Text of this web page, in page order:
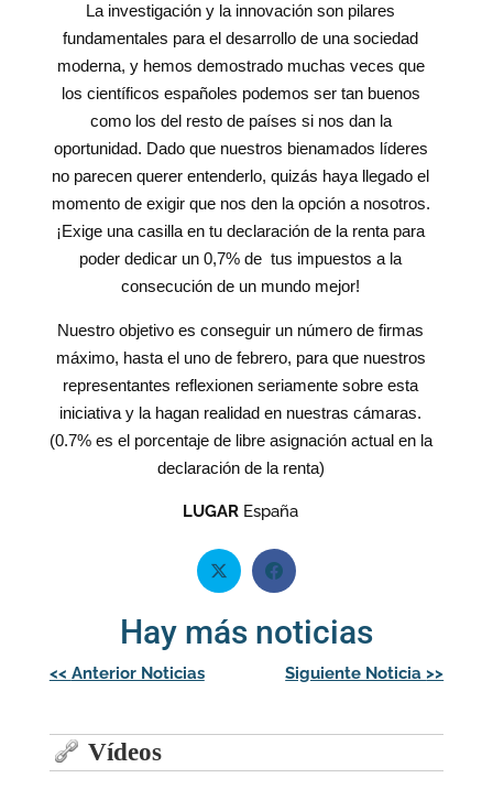
La investigación y la innovación son pilares
fundamentales para el desarrollo de una sociedad
moderna, y hemos demostrado muchas veces que
los científicos españoles podemos ser tan buenos
como los del resto de países si nos dan la
oportunidad. Dado que nuestros bienamados líderes
no parecen querer entenderlo, quizás haya llegado el
momento de exigir que nos den la opción a nosotros.
¡Exige una casilla en tu declaración de la renta para
poder dedicar un 0,7% de tus impuestos a la
consecución de un mundo mejor!
Nuestro objetivo es conseguir un número de firmas
máximo, hasta el uno de febrero, para que nuestros
representantes reflexionen seriamente sobre esta
iniciativa y la hagan realidad en nuestras cámaras.
(0.7% es el porcentaje de libre asignación actual en la
declaración de la renta)
LUGAR España
Hay más noticias
Navegación
de
<< Anterior Noticias Siguiente Noticia >>
Vídeos